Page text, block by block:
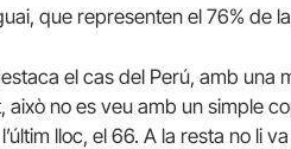
que representen el 76% de
el cas del Perú, amb una
això no es veu amb un simple
lloc, el 66. A la resta no li